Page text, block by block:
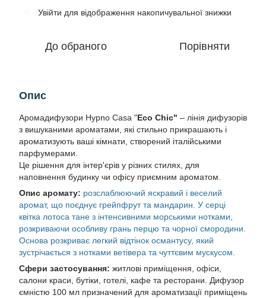
Увійти для відображення накопичувальної знижки
До обраного Порівняти
Опис
Аромадифузори Hypno Casa "Eco Chic" – лінія дифузорів
з вишуканими ароматами, які стильно прикрашають і
ароматизують ваші кімнати, створений італійськими
парфумерами.
Це рішення для інтер'єрів у різних стилях, для
наповнення будинку чи офісу приємним ароматом.
Опис аромату: розслаблюючий яскравий і веселий
аромат, що поєднує грейпфрут та мандарин. У серці
квітка лотоса тане з інтенсивними морськими нотками,
розкриваючи особливу грань перцю та чорної смородини.
Основа розкриває легкий відтінок османтусу, який
зустрічається з нотками ветівера та чуттєвим мускусом.
Сфери застосування: житлові приміщення, офіси,
салони краси, бутіки, готелі, кафе та ресторани. Дифузор
ємністю 100 мл призначений для ароматизації приміщень